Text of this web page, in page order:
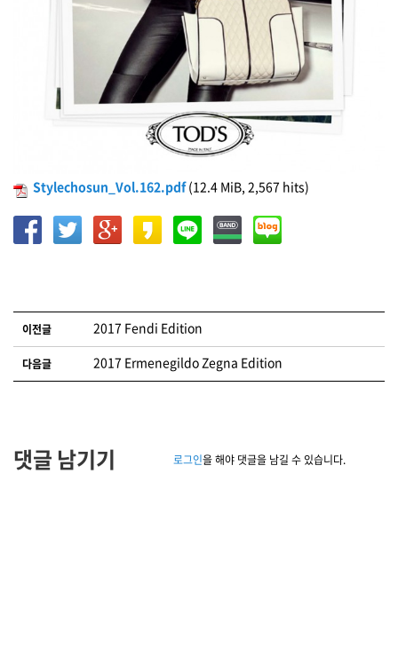
Stylechosun_Vol.162.pdf(12.4 MiB, 2,567 hits)
글 네비게이션
이전글 2017 Fendi Edition
다음글 2017 Ermenegildo Zegna Edition
댓글 남기기 로그인을 해야 댓글을 남길 수 있습니다.